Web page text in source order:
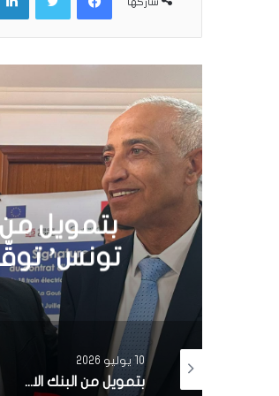
تونس تطلق
30 يونيو 2026
تونس تطلق أول قارب صيد كهربائي يعمل بالطاقة الشمسية في المتوسط